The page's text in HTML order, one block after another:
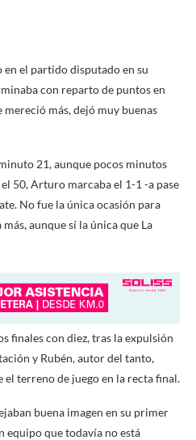
en el partido disputado en su
con reparto de puntos en
más, dejó muy buenas
21, aunque pocos minutos
50, Arturo marcaba el 1-1 -a pase
No fue la única ocasión para
aunque sí la única que La
finales con diez, tras la expulsión
y Rubén, autor del tanto,
terreno de juego en la recta final.
buena imagen en su primer
equipo que todavía no está